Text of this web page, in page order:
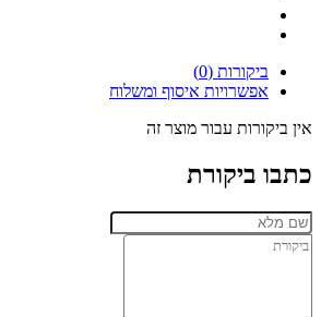
ביקורות (0)
אפשרויות איסוף ומשלוח
אין ביקורות עבור מוצר זה
כתבו ביקורת